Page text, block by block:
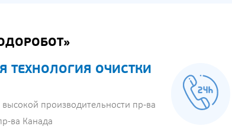
ТЕХНОЛОГИЯ ОЧИСТКИ
производительности пр-ва
ва Канада